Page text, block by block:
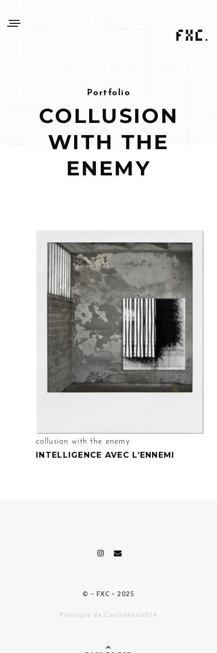
Portfolio
COLLUSION
WITH THE
ENEMY
collusion with the enemy
INTELLIGENCE AVEC L’ENNEMI
© – FXC – 2025
Politique de Confidentialité